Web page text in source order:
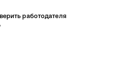
работодателя